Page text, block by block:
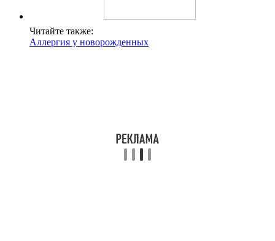
Читайте также:
Аллергия у новорожденных